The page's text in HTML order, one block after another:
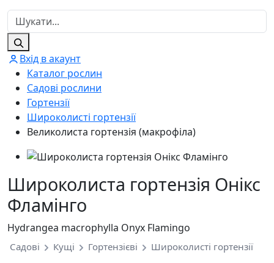
Вхід в акаунт
Каталог рослин
Садові рослини
Гортензії
Широколисті гортензії
Великолиста гортензія (макрофіла)
Широколиста гортензія Онікс
Фламінго
Hydrangea macrophylla Onyx Flamingo
Садові Кущі Гортензієві Широколисті гортензії